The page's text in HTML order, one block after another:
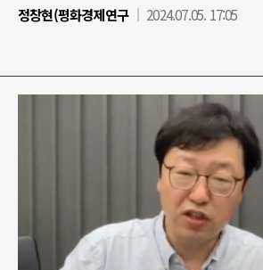
정창현(평화경제연구
2024.07.05. 17:05